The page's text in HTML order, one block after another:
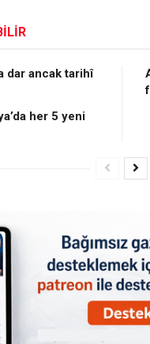
dar ancak tarihî
her 5 yeni